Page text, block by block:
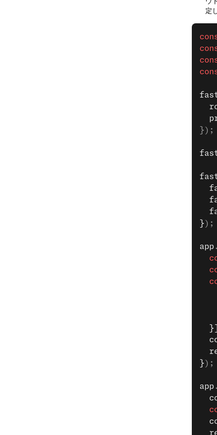
定
});
} );
app
} );
app